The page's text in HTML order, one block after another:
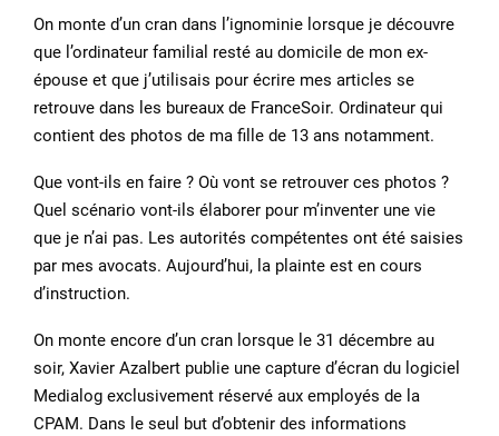
On monte d’un cran dans l’ignominie lorsque je découvre
que l’ordinateur familial resté au domicile de mon ex-
épouse et que j’utilisais pour écrire mes articles se
retrouve dans les bureaux de FranceSoir. Ordinateur qui
contient des photos de ma fille de 13 ans notamment.
Que vont-ils en faire ? Où vont se retrouver ces photos ?
Quel scénario vont-ils élaborer pour m’inventer une vie
que je n’ai pas. Les autorités compétentes ont été saisies
par mes avocats. Aujourd’hui, la plainte est en cours
d’instruction.
On monte encore d’un cran lorsque le 31 décembre au
soir, Xavier Azalbert publie une capture d’écran du logiciel
Medialog exclusivement réservé aux employés de la
CPAM. Dans le seul but d’obtenir des informations